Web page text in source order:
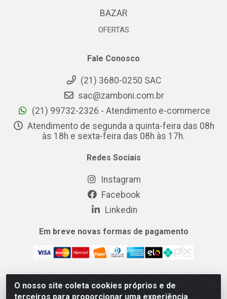
O nosso site coleta cookies próprios e de
terceiros para proporcionar uma experiência
BAZAR
OFERTAS
Fale Conosco
(21) 3680-0250 SAC
sac@zamboni.com.br
(21) 99732-2326 - Atendimento e-commerce
Atendimento de segunda a quinta-feira das 08h
às 18h e sexta-feira das 08h às 17h.
Redes Sociais
Instagram
Facebook
Linkedin
Em breve novas formas de pagamento
MIX CERTO DISTRIBUIDORA DE COSMÉTICOS ALIMENTOS E